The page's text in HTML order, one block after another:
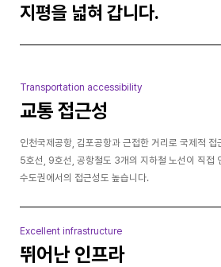
지평을 넓혀 갑니다.
Transportation accessibility
교통 접근성
인천국제공항, 김포공항과 근접한 거리로 국제적
5호선, 9호선, 공항철도 3개의 지하철 노선이 직접
수도권에서의 접근성도 높습니다.
Excellent infrastructure
뛰어난 인프라